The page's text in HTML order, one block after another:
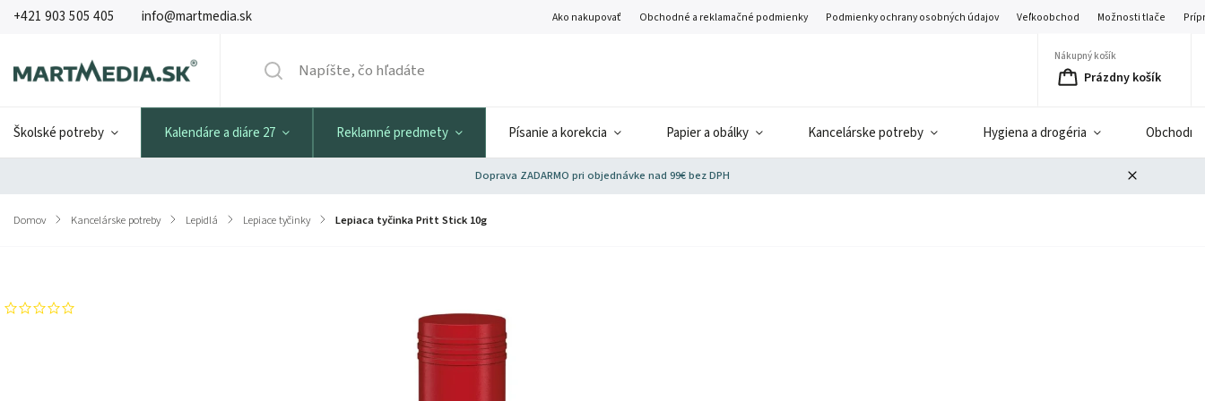
+421 903 505 405 info@martmedia.sk Ako nakupovať Obchodné a reklamačné podmienky Podmienky ochrany osobných údajov Veľkoobchod Možnosti tlače
Nákupný košík
Prázdny košík
Školské potreby Kalendáre a diáre 27 Reklamné predmety Písanie a korekcia Papier a obálky Kancelárske potreby Hygiena a drogéria
Doprava ZADARMO pri objednávke nad 99€ bez DPH
Domov / Kancelárske potreby / Lepidlá / Lepiace tyčinky / Lepiaca tyčinka Pritt Stick 10g